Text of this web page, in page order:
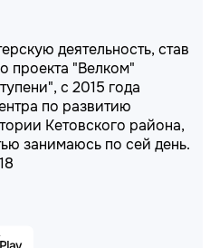
деятельность, став
проекта "Велком"
с 2015 года
по развитию
Кетовского района,
занимаюсь по сей день.